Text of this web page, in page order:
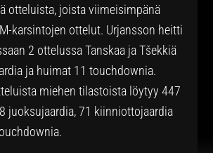
otteluista, joista viimeisimpänä
karsintojen ottelut. Urjansson heitti
2 ottelussa Tanskaa ja Tšekkiä
ja huimat 11 touchdownia.
miehen tilastoista löytyy 447
juoksujaardia, 71 kiinniottojaardia